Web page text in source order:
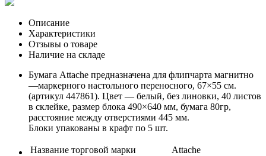
Описание
Характеристики
Отзывы о товаре
Наличие на складе
Бумага Attache предназначена для флипчарта магнитно
—маркерного настольного переносного, 67×55 см.
(артикул 447861). Цвет — белый, без линовки, 40 листов
в склейке, размер блока 490×640 мм, бумага 80гр,
расстояние между отверстиями 445 мм.
Блоки упакованы в крафт по 5 шт.
Название торговой марки
Attache